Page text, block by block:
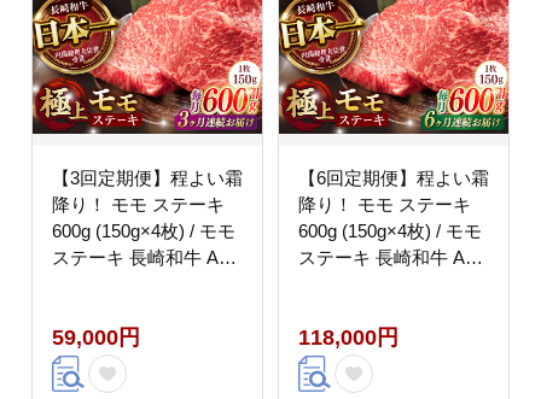
【3回定期便】程よい霜
降り！ モモ ステーキ
600g (150g×4枚) / モモ
ステーキ 長崎和牛 A5 /
59,000円
【6回定期便】程よい霜
降り！ モモ ステーキ
600g (150g×4枚) / モモ
ステーキ 長崎和牛 A5 /
118,000円